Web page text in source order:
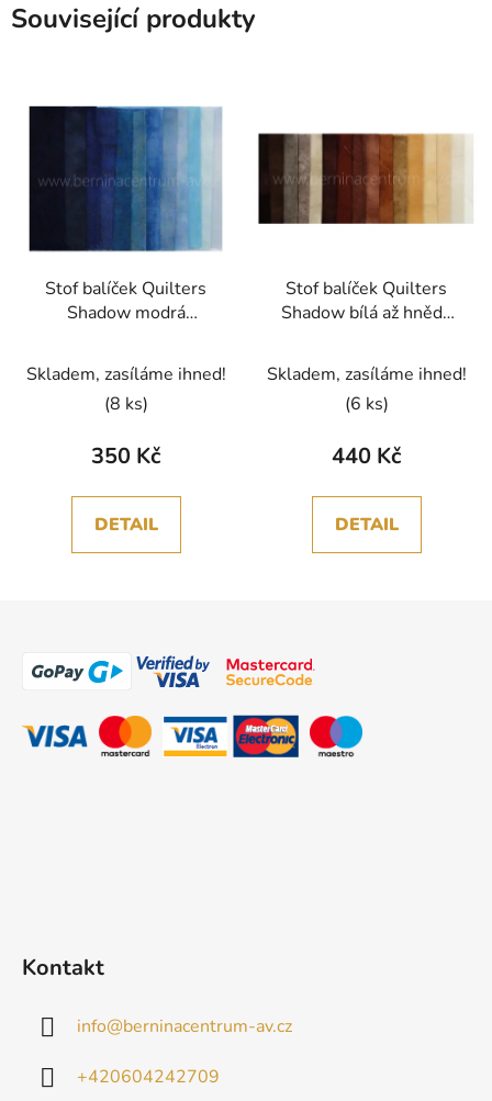
Související produkty
Stof balíček Quilters
Shadow modrá
patchwork
Skladem, zasíláme ihned!
(8 ks)
350 Kč
DETAIL
Stof balíček Quilters
Shadow bílá až hnědá
patchwork
Skladem, zasíláme ihned!
(6 ks)
440 Kč
DETAIL
Kontakt
info@berninacentrum-av.cz
+420604242709